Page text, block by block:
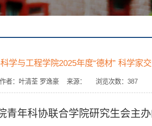
与工程学院2025年度“德材” 科学家
者：叶清荃 罗逸豪 来源： 浏览次数： 387
青年科协联合学院研究生会主